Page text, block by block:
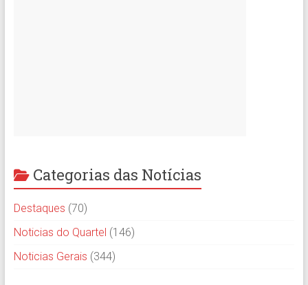
Categorias das Notícias
Destaques (70)
Noticias do Quartel (146)
Noticias Gerais (344)